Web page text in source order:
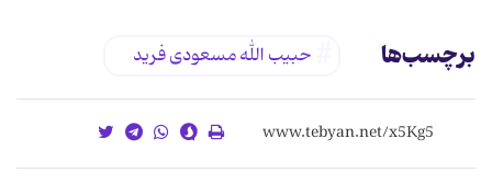
برچسب‌ها حبیب الله مسعودی فرید